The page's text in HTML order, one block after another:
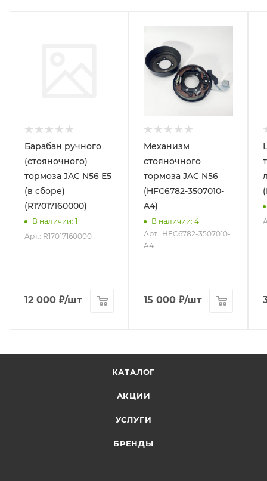
Барабан ручного
(стояночного)
тормоза JAC N56 Е5
(в сборе)
(R17017160000)
В наличии: 1
Арт.: R17017160000
12 000 ₽/шт
Механизм
стояночного
тормоза JAC N56
(HFC6782-3507010-
A4)
В наличии: 4
Арт.: HFC6782-3507010-
A4
15 000 ₽/шт
КАТАЛОГ
АКЦИИ
УСЛУГИ
БРЕНДЫ